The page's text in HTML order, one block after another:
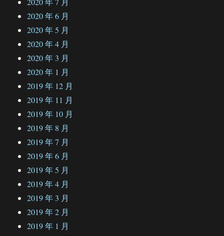
2020 年 6 月
2020 年 5 月
2020 年 4 月
2020 年 3 月
2020 年 1 月
2019 年 12 月
2019 年 11 月
2019 年 10 月
2019 年 8 月
2019 年 7 月
2019 年 6 月
2019 年 5 月
2019 年 4 月
2019 年 3 月
2019 年 2 月
2019 年 1 月